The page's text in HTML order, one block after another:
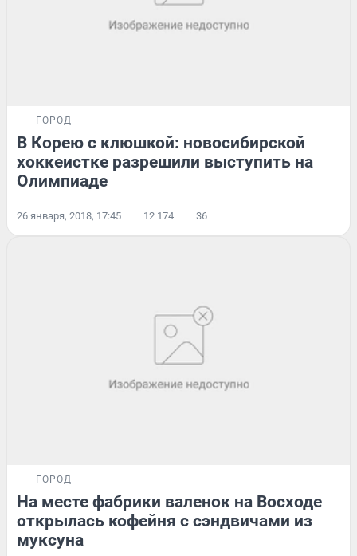
ГОРОД
В Корею с клюшкой: новосибирской
хоккеистке разрешили выступить на
Олимпиаде
26 января, 2018, 17:45 12 174 36
ГОРОД
На месте фабрики валенок на Восходе
открылась кофейня с сэндвичами из
муксуна